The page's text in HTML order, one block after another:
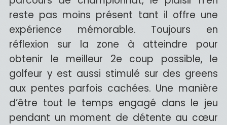
reste pas moins présent tant il offre une
expérience mémorable. Toujours en
réflexion sur la zone à atteindre pour
obtenir le meilleur 2e coup possible, le
golfeur y est aussi stimulé sur des greens
aux pentes parfois cachées. Une manière
d’être tout le temps engagé dans le jeu
pendant un moment de détente au cœur